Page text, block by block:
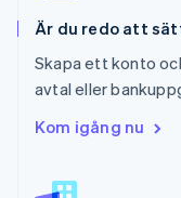
Är du redo att
Skapa ett konto
avtal eller
Kom igång nu
Singapore
Slovakien
English
Slovenien
Español